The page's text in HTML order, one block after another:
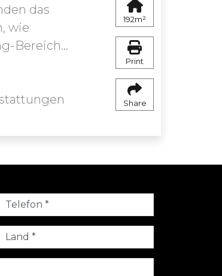
das
wie
Bereich...
192m²
Print
Share